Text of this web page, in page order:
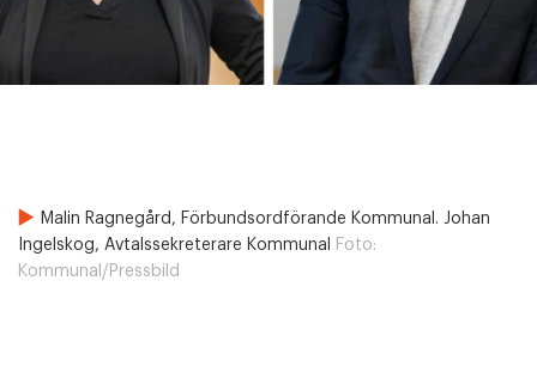
Malin Ragnegård, Förbundsordförande Kommunal. Johan
Ingelskog, Avtalssekreterare Kommunal
Foto:
Kommunal/Pressbild